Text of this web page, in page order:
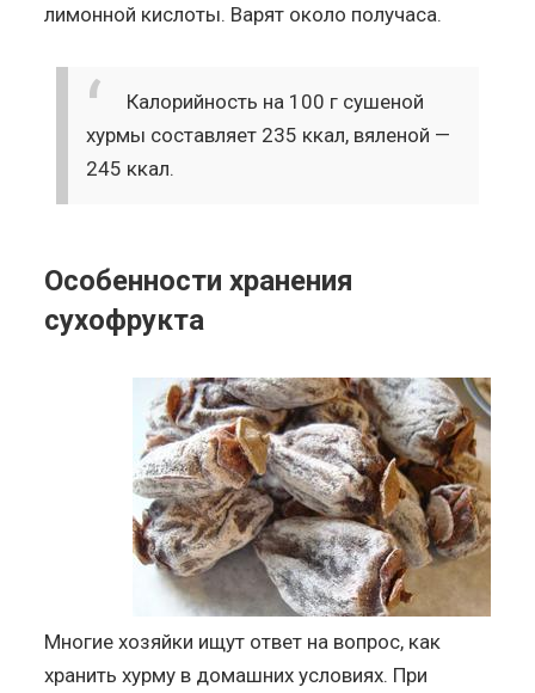
лимонной кислоты. Варят около получаса.
Калорийность на 100 г сушеной
хурмы составляет 235 ккал, вяленой —
245 ккал.
Особенности хранения
сухофрукта
Многие хозяйки ищут ответ на вопрос, как
хранить хурму в домашних условиях. При